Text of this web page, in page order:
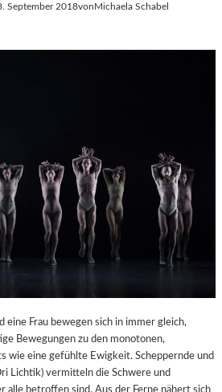
September 2018vonMichaela Schabel
eine Frau bewegen sich in immer gleich,
Bewegungen zu den monotonen,
wie eine gefühlte Ewigkeit. Scheppernde und
Lichtik) vermitteln die Schwere und
alle betroffen sind. Aus der Ferne nähert sich